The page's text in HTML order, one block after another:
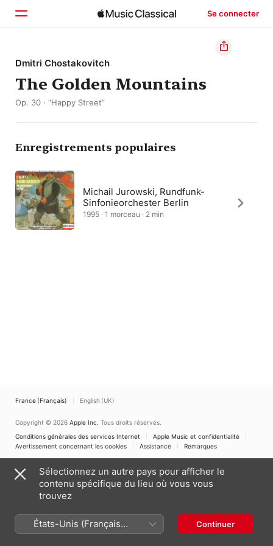
Se connecter
Accueil
Parcourir
Dmitri Chostakovitch
The Golden Mountains
Op. 30 · “Happy Street”
Enregistrements populaires
Michail Jurowski, Rundfunk-
Sinfonieorchester Berlin
1995 · 1 morceau · 2 min
France (Français) English (UK)
Copyright © 2026 Apple Inc. Tous droits réservés.
Conditions générales des services Internet
Apple Music et confidentialité
Avertissement concernant les cookies
Assistance Remarques
Sélectionnez un autre pays pour afficher le
contenu spécifique du lieu où vous vous
trouvez
États-Unis (Français
France)
Continuer